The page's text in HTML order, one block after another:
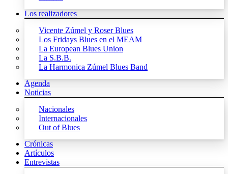
Los realizadores
Vicente Zúmel y Roser Blues
Los Fridays Blues en el MEAM
La European Blues Union
La S.B.B.
La Harmonica Zúmel Blues Band
Agenda
Noticias
Nacionales
Internacionales
Out of Blues
Crónicas
Artículos
Entrevistas